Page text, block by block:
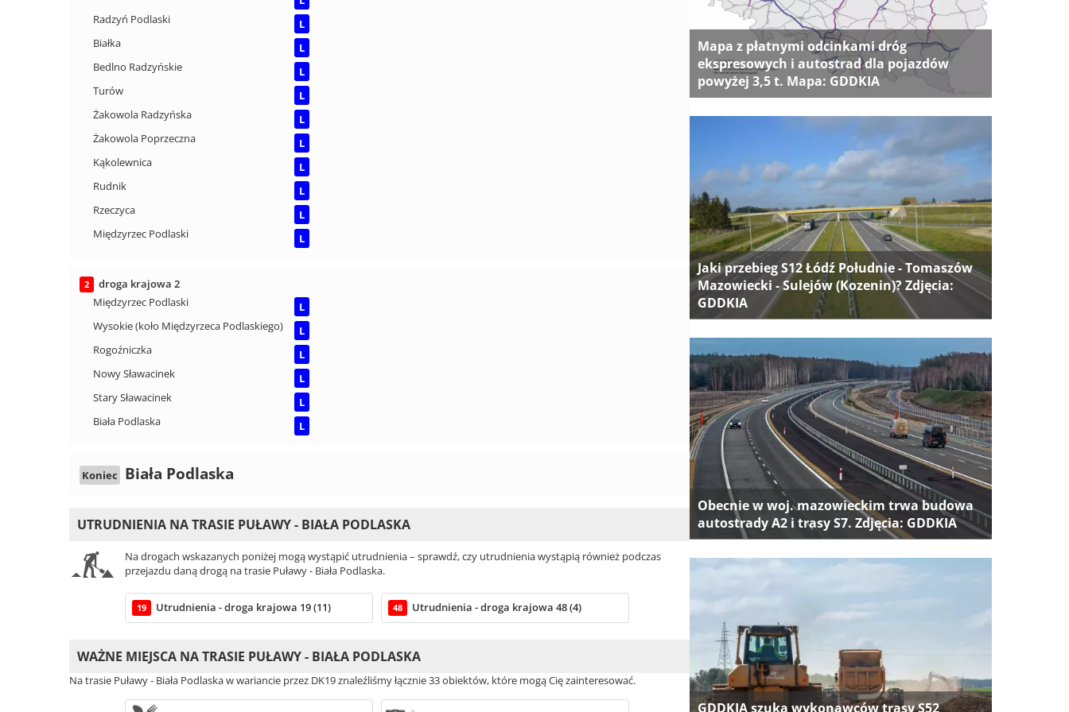
Radzyń Podlaski
L
Białka
L
Bedlno Radzyńskie
L
Turów
L
Żakowola Radzyńska
L
Żakowola Poprzeczna
L
Kąkolewnica
L
Rudnik
L
Rzeczyca
L
Międzyrzec Podlaski
L
2
droga krajowa 2
Międzyrzec Podlaski
L
Wysokie (koło Międzyrzeca Podlaskiego)
L
Rogoźniczka
L
Nowy Sławacinek
L
Stary Sławacinek
L
Biała Podlaska
L
Koniec Biała Podlaska
UTRUDNIENIA NA TRASIE PUŁAWY - BIAŁA PODLASKA
Na drogach wskazanych poniżej mogą wystąpić utrudnienia – sprawdź, czy utrudnienia wystąpią również podczas
przejazdu daną drogą na trasie Puławy - Biała Podlaska.
19 Utrudnienia - droga krajowa 19 (11) 48 Utrudnienia - droga krajowa 48 (4)
WAŻNE MIEJSCA NA TRASIE PUŁAWY - BIAŁA PODLASKA
Na trasie Puławy - Biała Podlaska w wariancie przez DK19 znaleźliśmy łącznie 33 obiektów, które mogą Cię zainteresować.
Mapa z płatnymi odcinkami dróg
ekspresowych i autostrad dla pojazdów
powyżej 3,5 t. Mapa: GDDKIA
Jaki przebieg S12 Łódź Południe - Tomaszów
Mazowiecki - Sulejów (Kozenin)? Zdjęcia:
GDDKIA
Obecnie w woj. mazowieckim trwa budowa
autostrady A2 i trasy S7. Zdjęcia: GDDKIA
GDDKIA szuka wykonawców trasy S52